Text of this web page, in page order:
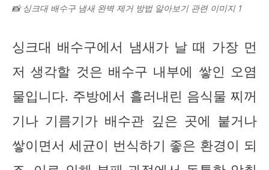
📸 싱크대 배수구 냄새 완벽 제거 방법 알아보기 관련 이미지 1
싱크대 배수구에서 냄새가 날 때 가장 먼
저 생각할 것은 배수구 내부에 쌓인 오염
물입니다. 주방에서 흘러내린 음식물 찌꺼
기나 기름기가 배수관 깊은 곳에 붙거나
쌓이면서 세균이 번식하기 좋은 환경이 되